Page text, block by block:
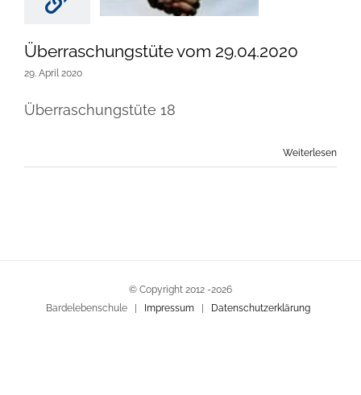
Überraschungstüte vom 29.04.2020
29. April 2020
Überraschungstüte 18
Weiterlesen
© Copyright 2012 -2026
Bardelebenschule | Impressum | Datenschutzerklärung